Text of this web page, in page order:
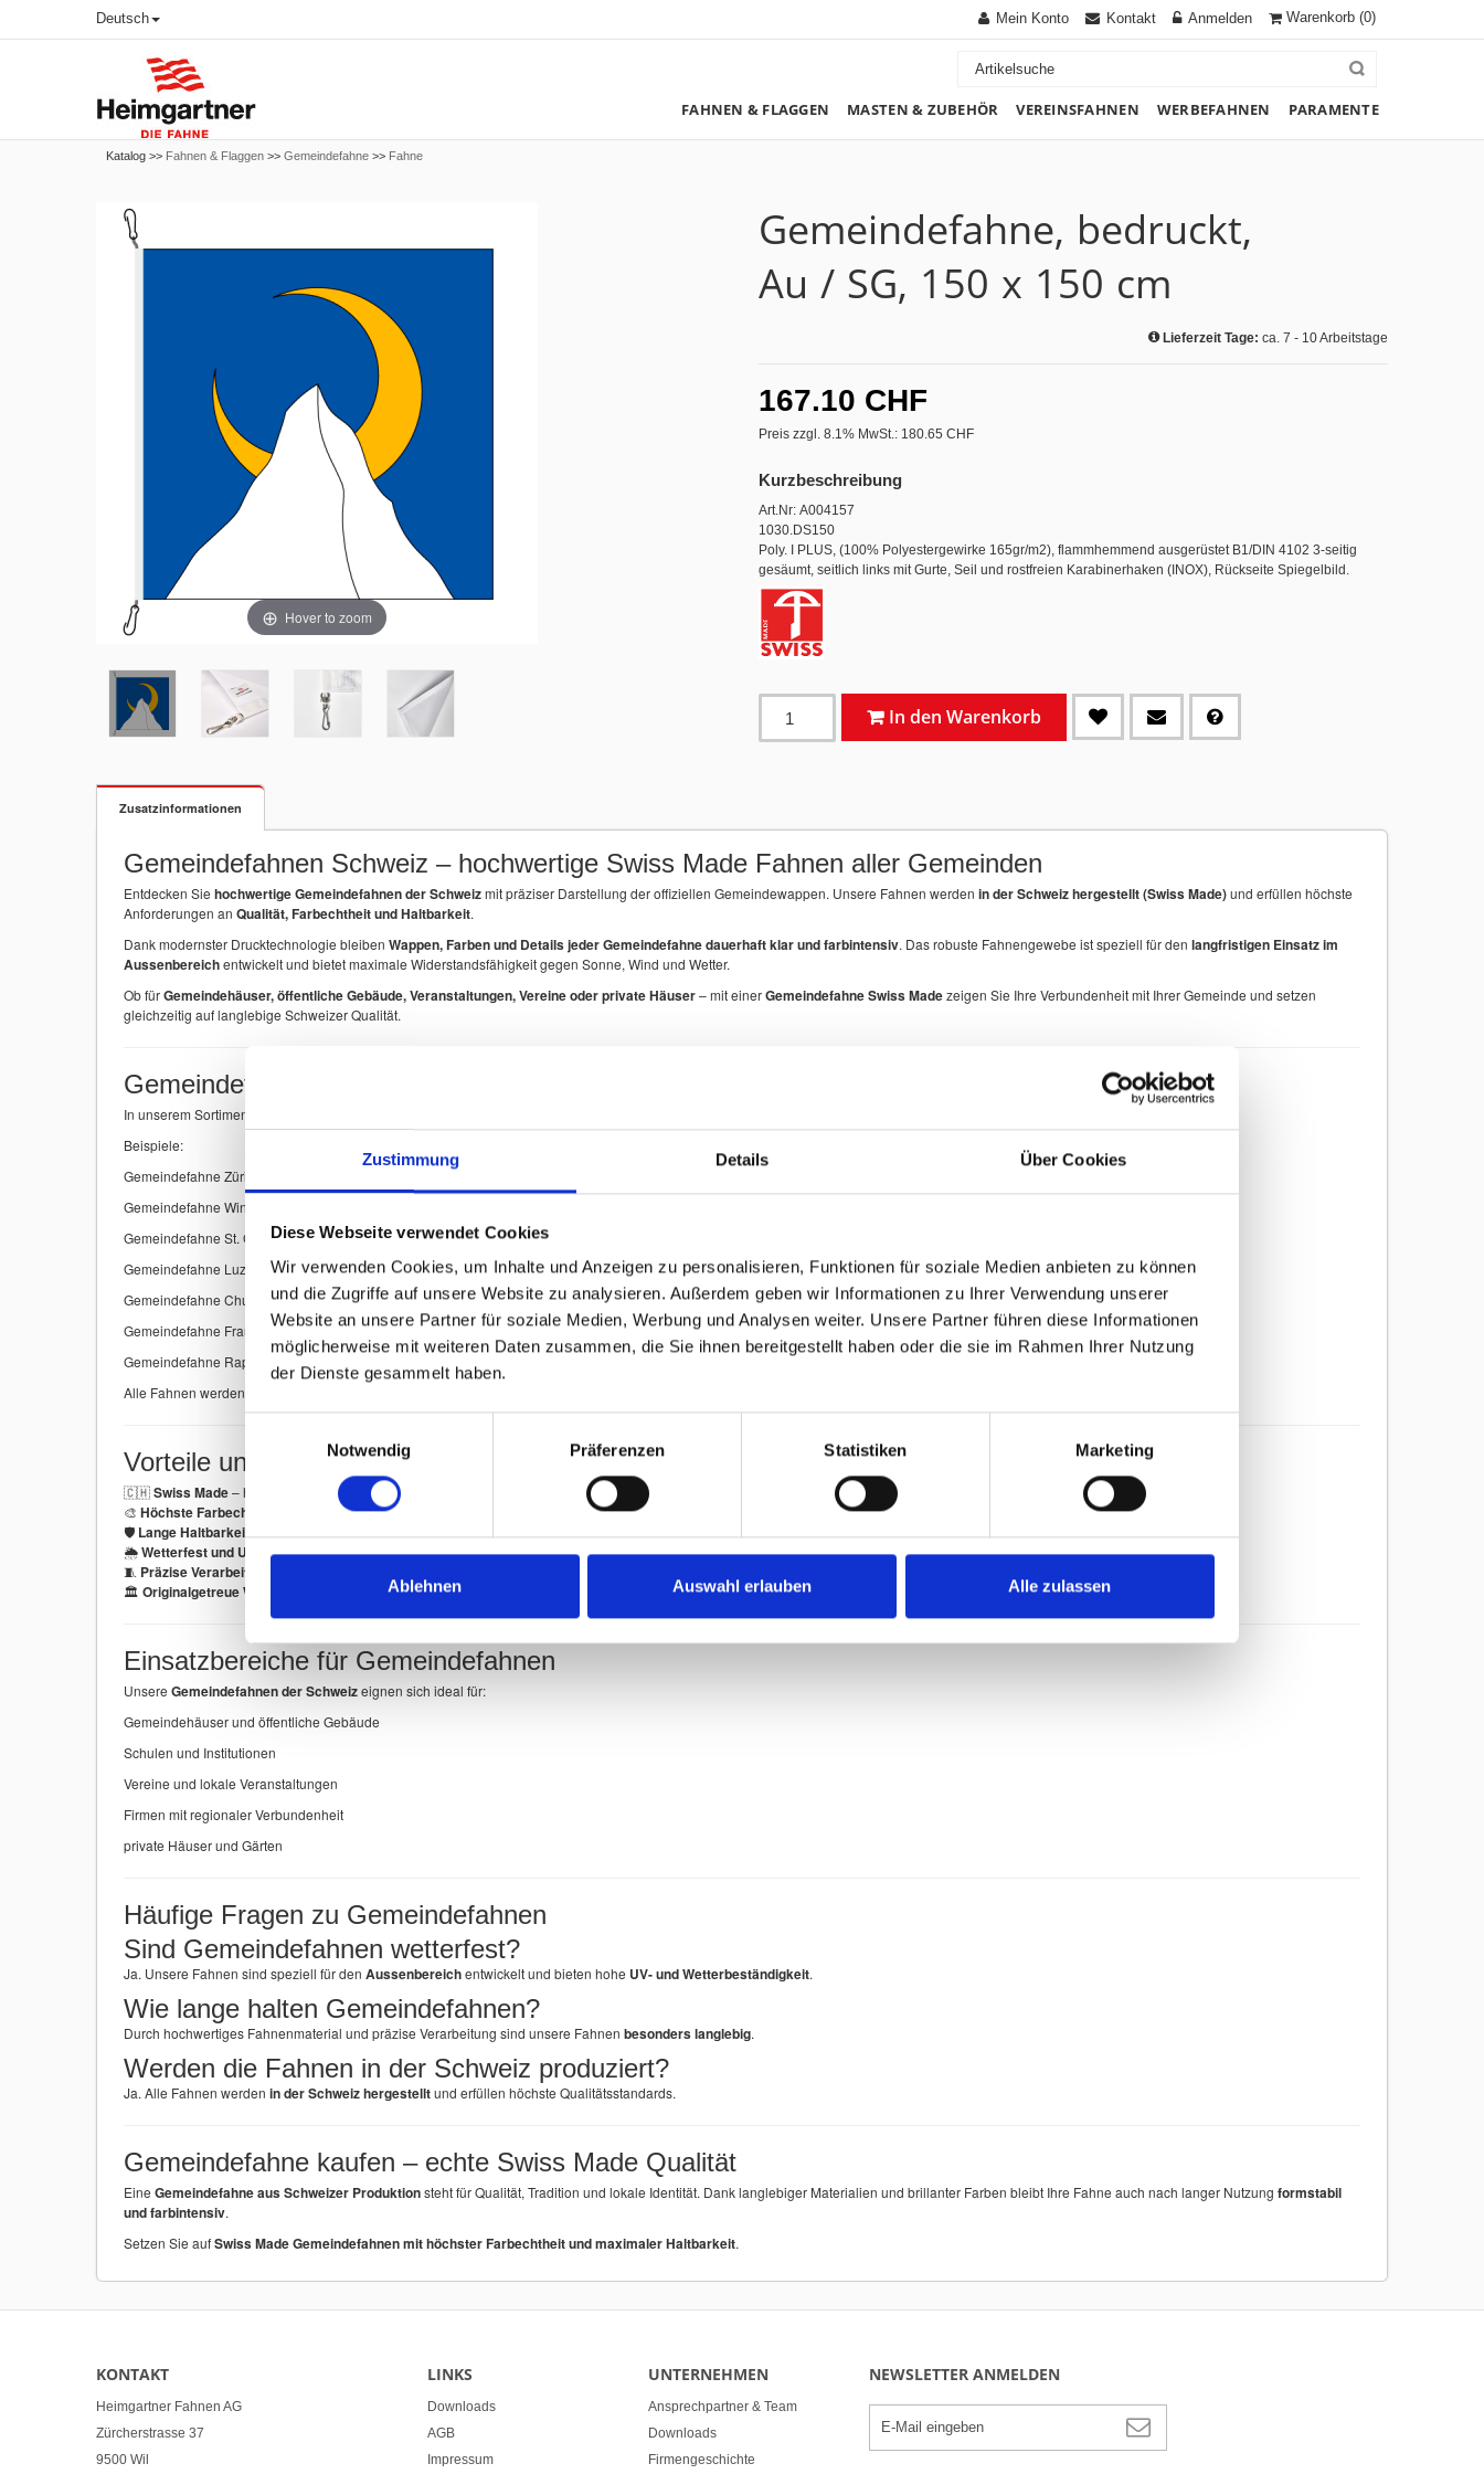
Zustimmung Details Über Cookies
Diese Webseite verwendet Cookies
Wir verwenden Cookies, um Inhalte und Anzeigen zu personalisieren, Funktionen für soziale Medien anbieten zu können
und die Zugriffe auf unsere Website zu analysieren. Außerdem geben wir Informationen zu Ihrer Verwendung unserer
Website an unsere Partner für soziale Medien, Werbung und Analysen weiter. Unsere Partner führen diese Informationen
möglicherweise mit weiteren Daten zusammen, die Sie ihnen bereitgestellt haben oder die sie im Rahmen Ihrer Nutzung
der Dienste gesammelt haben.
Notwendig
Präferenzen Statistiken Marketing
Ablehnen Auswahl erlauben Alle zulassen
Deutsch Warenkorb (0)
Mein Konto Kontakt Anmelden
FAHNEN & FLAGGEN MASTEN & ZUBEHÖR VEREINSFAHNEN WERBEFAHNEN PARAMENTE
Katalog >> Fahnen & Flaggen >> Gemeindefahne >> Fahne
Hover to zoom
Gemeindefahne, bedruckt,
Au / SG, 150 x 150 cm
Lieferzeit Tage: ca. 7 - 10 Arbeitstage
167.10 CHF
Preis zzgl. 8.1% MwSt.: 180.65 CHF
Kurzbeschreibung
Art.Nr: A004157
1030.DS150
Poly. I PLUS, (100% Polyestergewirke 165gr/m2), flammhemmend ausgerüstet B1/DIN 4102 3-seitig
gesäumt, seitlich links mit Gurte, Seil und rostfreien Karabinerhaken (INOX), Rückseite Spiegelbild.
In den Warenkorb
Zusatzinformationen
Gemeindefahnen Schweiz – hochwertige Swiss Made Fahnen aller Gemeinden
Entdecken Sie hochwertige Gemeindefahnen der Schweizmit präziser Darstellung der offiziellen Gemeindewappen. Unsere Fahnen werden in der Schweiz hergestellt (Swiss Made)und erfüllen höchste
Anforderungen an Qualität, Farbechtheit und Haltbarkeit.
Dank modernster Drucktechnologie bleiben Wappen, Farben und Details jeder Gemeindefahne dauerhaft klar und farbintensiv. Das robuste Fahnengewebe ist speziell für den langfristigen Einsatz im
Aussenbereichentwickelt und bietet maximale Widerstandsfähigkeit gegen Sonne, Wind und Wetter.
Ob fürGemeindehäuser, öffentliche Gebäude, Veranstaltungen, Vereine oder private Häuser– mit einerGemeindefahne Swiss Madezeigen Sie Ihre Verbundenheit mit Ihrer Gemeinde und setzen
gleichzeitig auf langlebige Schweizer Qualität.
Gemeindefahnen Schweiz A–Z
In unserem Sortiment finden Sie
Beispiele:
Gemeindefahne Zürich
Gemeindefahne Winterthur
Gemeindefahne St. Gallen
Gemeindefahne Luzern
Gemeindefahne Chur
Gemeindefahne Frauenfeld
Gemeindefahne Rapperswil-Jona
Alle Fahnen werden mit
Vorteile unserer Gemeindefahnen
🇨🇭Swiss Made– hergestellt in der Schweiz
🎨 Höchste Farbechtheit
– brillante und langlebige Farben
🛡 Lange Haltbarkeit
🌦Wetterfest und UV-beständig– ideal für den Aussenbereich
🧵 Präzise Verarbeitung
🏛 Originalgetreue Wappen – detailgenauer Druck
Einsatzbereiche für Gemeindefahnen
Unsere Gemeindefahnen der Schweizeignen sich ideal für:
Gemeindehäuser und öffentliche Gebäude
Schulen und Institutionen
Vereine und lokale Veranstaltungen
Firmen mit regionaler Verbundenheit
private Häuser und Gärten
Häufige Fragen zu Gemeindefahnen
Sind Gemeindefahnen wetterfest?
Ja. Unsere Fahnen sind speziell für den Aussenbereichentwickelt und bieten hohe UV- und Wetterbeständigkeit.
Wie lange halten Gemeindefahnen?
Durch hochwertiges Fahnenmaterial und präzise Verarbeitung sind unsere Fahnen besonders langlebig.
Werden die Fahnen in der Schweiz produziert?
Ja. Alle Fahnen werden in der Schweiz hergestelltund erfüllen höchste Qualitätsstandards.
Gemeindefahne kaufen – echte Swiss Made Qualität
Eine Gemeindefahne aus Schweizer Produktionsteht für Qualität, Tradition und lokale Identität. Dank langlebiger Materialien und brillanter Farben bleibt Ihre Fahne auch nach langer Nutzung formstabil
und farbintensiv.
Setzen Sie aufSwiss Made Gemeindefahnen mit höchster Farbechtheit und maximaler Haltbarkeit.
KONTAKT
Heimgartner Fahnen AG
Zürcherstrasse 37
9500 Wil
LINKS
Downloads
AGB
Impressum
UNTERNEHMEN
Ansprechpartner & Team
Downloads
Firmengeschichte
NEWSLETTER ANMELDEN